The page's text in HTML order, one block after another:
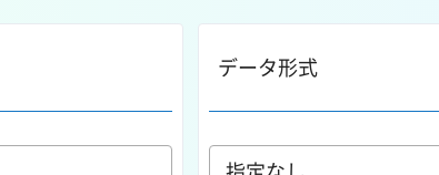
データ形式